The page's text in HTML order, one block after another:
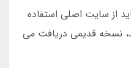
از سایت اصلی استفاده
نسخه قدیمی دریافت می